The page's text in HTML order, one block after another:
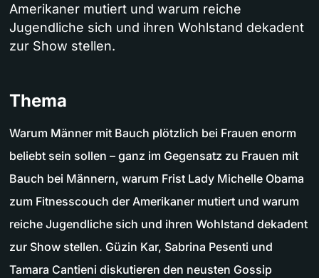
Amerikaner mutiert und warum reiche
Jugendliche sich und ihren Wohlstand dekadent
zur Show stellen.
Thema
Warum Männer mit Bauch plötzlich bei Frauen enorm
beliebt sein sollen – ganz im Gegensatz zu Frauen mit
Bauch bei Männern, warum Frist Lady Michelle Obama
zum Fitnesscouch der Amerikaner mutiert und warum
reiche Jugendliche sich und ihren Wohlstand dekadent
zur Show stellen. Güzin Kar, Sabrina Pesenti und
Tamara Cantieni diskutieren den neusten Gossip